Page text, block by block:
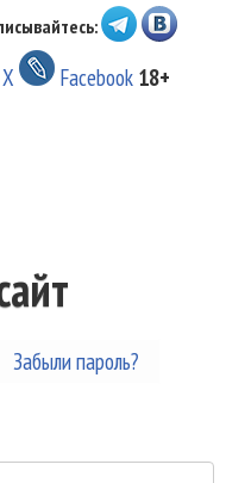
X Facebook 18+
вкладка)
Забыли пароль?